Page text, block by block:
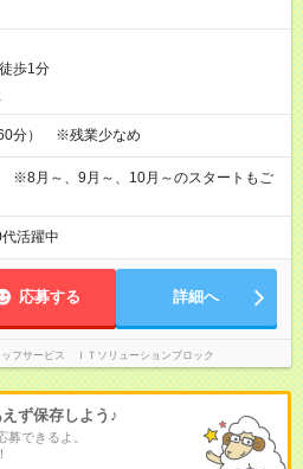
歩1分
分） ※残業少なめ
※8月～、9月～、10月～のスタートもご
活躍中
応募する 詳細へ
フサービス ＩＴソリューションブロック
ず保存しよう♪
できるよ。